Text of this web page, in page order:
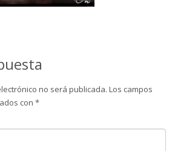
no será publicada. Los campos
con *